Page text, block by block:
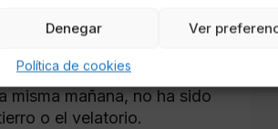
Denegar Ver
Política de cookies
la durísima noticia sobre
"ningún tipo de horarios
misma mañana, no ha sido
o el velatorio.